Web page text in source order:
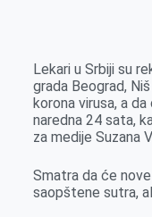
b
o
o
k
e
n
g
e
r
Lekari u Srbiji su
grada Beograd,
korona virusa, a
naredna 24 sata,
za medije Suzana
Smatra da će
saopštene sutra,